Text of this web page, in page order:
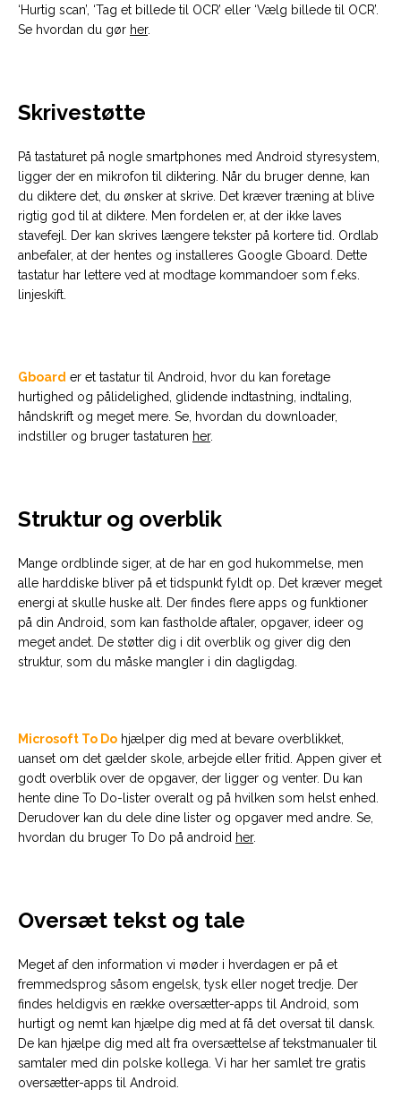
‘Hurtig scan’, ‘Tag et billede til OCR’ eller ‘Vælg billede til OCR’.
Se hvordan du gør her.
Skrivestøtte
På tastaturet på nogle smartphones med Android styresystem,
ligger der en mikrofon til diktering. Når du bruger denne, kan
du diktere det, du ønsker at skrive. Det kræver træning at blive
rigtig god til at diktere. Men fordelen er, at der ikke laves
stavefejl. Der kan skrives længere tekster på kortere tid. Ordlab
anbefaler, at der hentes og installeres Google Gboard. Dette
tastatur har lettere ved at modtage kommandoer som f.eks.
linjeskift.
Gboard er et tastatur til Android, hvor du kan foretage
hurtighed og pålidelighed, glidende indtastning, indtaling,
håndskrift og meget mere. Se, hvordan du downloader,
indstiller og bruger tastaturen her.
Struktur og overblik
Mange ordblinde siger, at de har en god hukommelse, men
alle harddiske bliver på et tidspunkt fyldt op. Det kræver meget
energi at skulle huske alt. Der findes flere apps og funktioner
på din Android, som kan fastholde aftaler, opgaver, ideer og
meget andet. De støtter dig i dit overblik og giver dig den
struktur, som du måske mangler i din dagligdag.
Microsoft To Do hjælper dig med at bevare overblikket,
uanset om det gælder skole, arbejde eller fritid. Appen giver et
godt overblik over de opgaver, der ligger og venter. Du kan
hente dine To Do-lister overalt og på hvilken som helst enhed.
Derudover kan du dele dine lister og opgaver med andre. Se,
hvordan du bruger To Do på android her.
Oversæt tekst og tale
Meget af den information vi møder i hverdagen er på et
fremmedsprog såsom engelsk, tysk eller noget tredje. Der
findes heldigvis en række oversætter-apps til Android, som
hurtigt og nemt kan hjælpe dig med at få det oversat til dansk.
De kan hjælpe dig med alt fra oversættelse af tekstmanualer til
samtaler med din polske kollega. Vi har her samlet tre gratis
oversætter-apps til Android.